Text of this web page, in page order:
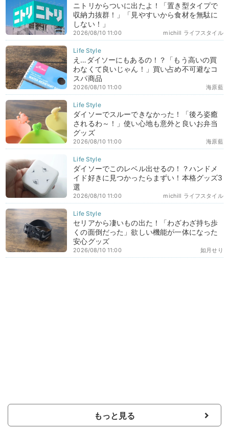
ニトリからついに出たよ！「置き型タイプで
収納力抜群！」「見やすいから食材を無駄に
しない！」
michill ライフスタイル
2026/08/10 11:00
え…ダイソーにもあるの！？「もう高いの買
わなくて良いじゃん！」買い占め不可避なコ
スパ商品
海原藍
2026/08/10 11:00
ダイソーでスルーできなかった！「後ろ姿癒
されるわ～！」使い心地も意外と良いお弁当
グッズ
海原藍
2026/08/10 11:00
ダイソーでこのレベル出せるの！？ハンドメ
イド好きに見つかったらまずい！本格グッズ3
選
michill ライフスタイル
2026/08/10 11:00
セリアから凄いもの出た！「わざわざ持ち歩
くの面倒だった」欲しい機能が一体になった
安心グッズ
如月せり
2026/08/10 11:00
もっと見る